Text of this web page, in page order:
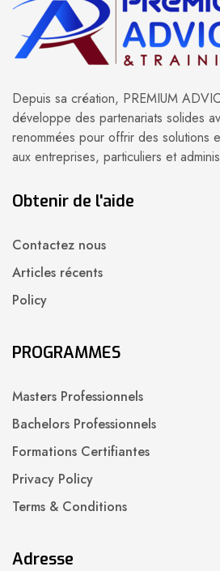
Depuis sa création, PREMIUM
développe des partenariats solides
renommées pour offrir des solutions
aux entreprises, particuliers et
Obtenir de l'aide
Contactez nous
Articles récents
Policy
PROGRAMMES
Masters Professionnels
Bachelors Professionnels
Formations Certifiantes
Privacy Policy
Terms & Conditions
Adresse